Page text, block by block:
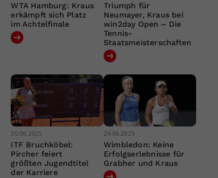
WTA Hamburg: Kraus
erkämpft sich Platz
im Achtelfinale
Triumph für
Neumayer, Kraus bei
win2day Open – Die
Tennis-
Staatsmeisterschaften
30.06.2025
ITF Bruchköbel:
Pircher feiert
größten Jugendtitel
der Karriere
24.06.2025
Wimbledon: Keine
Erfolgserlebnisse für
Grabher und Kraus